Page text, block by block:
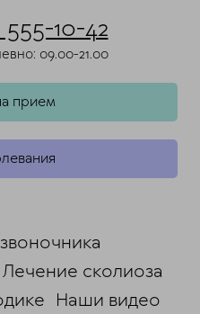
10-42
09.00-21.00
прием
Лечение сколиоза
Наши видео